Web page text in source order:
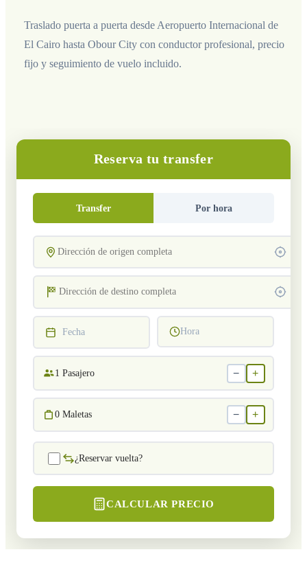
Traslado puerta a puerta desde Aeropuerto Internacional de
El Cairo hasta Obour City con conductor profesional, precio
fijo y seguimiento de vuelo incluido.
Reserva tu transfer
Transfer Por hora
Fecha Hora
1 Pasajero − +
0 Maletas − +
¿Reservar vuelta?
CALCULAR PRECIO